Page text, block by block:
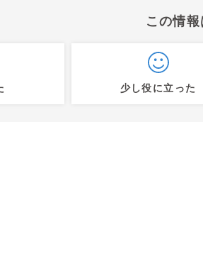
この情
少し役に立った